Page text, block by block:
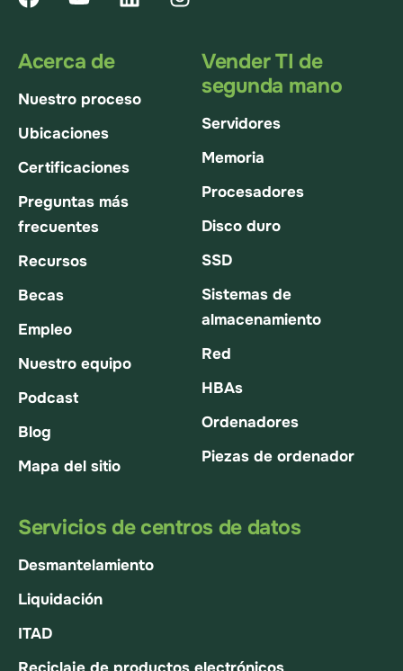
Acerca de
Nuestro proceso
Ubicaciones
Certificaciones
Preguntas más
frecuentes
Recursos
Becas
Empleo
Nuestro equipo
Podcast
Blog
Mapa del sitio
Vender TI de
segunda mano
Servidores
Memoria
Procesadores
Disco duro
SSD
Sistemas de
almacenamiento
Red
HBAs
Ordenadores
Piezas de ordenador
Servicios de centros de datos
Desmantelamiento
Liquidación
ITAD